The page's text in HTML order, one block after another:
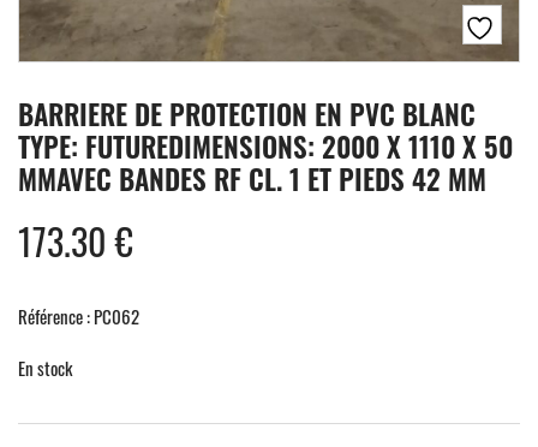
BARRIERE DE PROTECTION EN PVC BLANC
TYPE: FUTUREDIMENSIONS: 2000 X 1110 X 50
MMAVEC BANDES RF CL. 1 ET PIEDS 42 MM
173.30€
Référence : PC062
En stock